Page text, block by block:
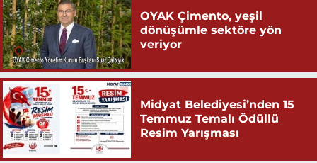
OYAK Çimento, yeşil
dönüşümle sektöre yön
veriyor
Midyat Belediyesi’nden 15
Temmuz Temalı Ödüllü
Resim Yarışması